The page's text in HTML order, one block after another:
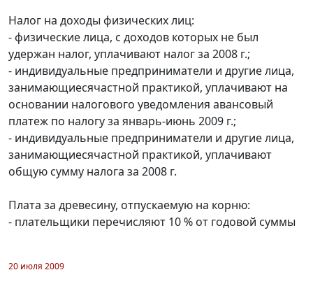
Налог на доходы физических лиц:
- физические лица, с доходов которых не был
удержан налог, уплачивают налог за 2008 г.;
- индивидуальные предприниматели и другие лица,
занимающиесячастной практикой, уплачивают на
основании налогового уведомления авансовый
платеж по налогу за январь-июнь 2009 г.;
- индивидуальные предприниматели и другие лица,
занимающиесячастной практикой, уплачивают
общую сумму налога за 2008 г.
Плата за древесину, отпускаемую на корню:
- плательщики перечисляют 10 % от годовой суммы
20 июля 2009